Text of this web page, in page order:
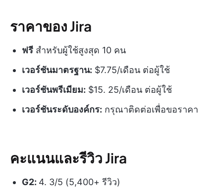
ราคาของ Jira
ฟรี สำหรับผู้ใช้สูงสุด 10 คน
เวอร์ชันมาตรฐาน: $7.75/เดือน ต่อผู้ใช้
เวอร์ชันพรีเมียม: $15. 25/เดือน ต่อผู้ใช้
เวอร์ชันระดับองค์กร: กรุณาติดต่อเพื่อขอราคา
คะแนนและรีวิว Jira
G2: 4. 3/5 (5,400+ รีวิว)